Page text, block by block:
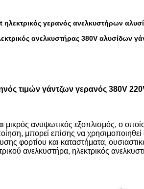
ηλεκτρικός γερανός ανελκυστήρων
ανελκυστήρας 380V αλυσίδων
τιμών γάντζων γερανός 380V
μικρός ανυψωτικός εξοπλισμός, ο
μπορεί επίσης να
φορτίου και καταστήματα,
ανελκυστήρα, ηλεκτρικός